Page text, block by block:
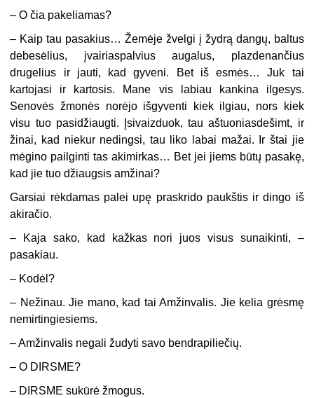
– O čia pakeliamas?
– Kaip tau pasakius… Žemėje žvelgi į žydrą dangų, baltus
debesėlius, įvairiaspalvius augalus, plazdenančius
drugelius ir jauti, kad gyveni. Bet iš esmės… Juk tai
kartojasi ir kartosis. Mane vis labiau kankina ilgesys.
Senovės žmonės norėjo išgyventi kiek ilgiau, nors kiek
visu tuo pasidžiaugti. Įsivaizduok, tau aštuoniasdešimt, ir
žinai, kad niekur nedingsi, tau liko labai mažai. Ir štai jie
mėgino pailginti tas akimirkas… Bet jei jiems būtų pasakę,
kad jie tuo džiaugsis amžinai?
Garsiai rėkdamas palei upę praskrido paukštis ir dingo iš
akiračio.
– Kaja sako, kad kažkas nori juos visus sunaikinti, –
pasakiau.
– Kodėl?
– Nežinau. Jie mano, kad tai Amžinvalis. Jie kelia grėsmę
nemirtingiesiems.
– Amžinvalis negali žudyti savo bendrapiliečių.
– O DIRSME?
– DIRSME sukūrė žmogus.